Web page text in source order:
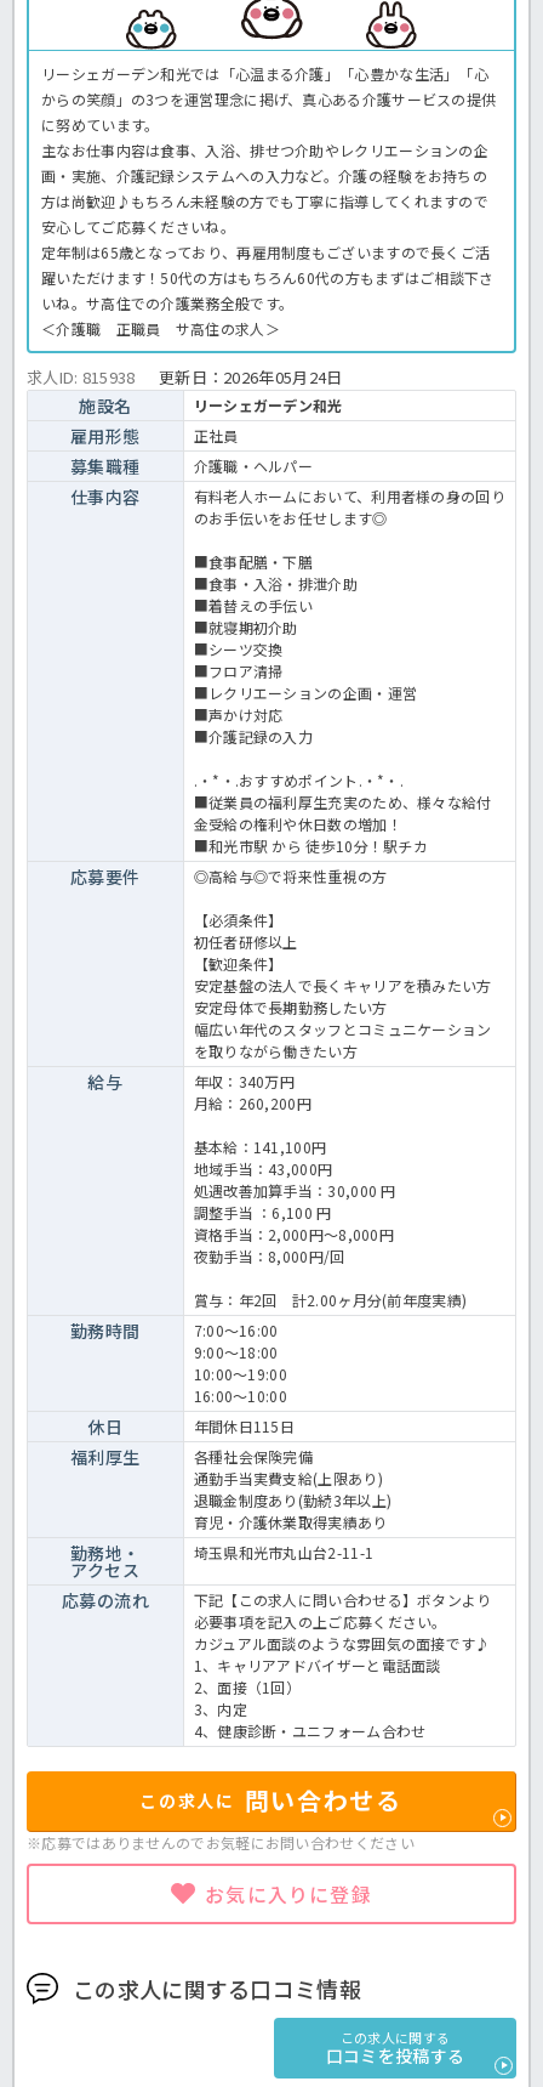
リーシェガーデン和光では「心温まる介護」「心豊かな生活」「心
からの笑顔」の3つを運営理念に掲げ、真心ある介護サービスの提供
に努めています。
主なお仕事内容は食事、入浴、排せつ介助やレクリエーションの企
画・実施、介護記録システムへの入力など。介護の経験をお持ちの
方は尚歓迎♪もちろん未経験の方でも丁寧に指導してくれますので
安心してご応募くださいね。
定年制は65歳となっており、再雇用制度もございますので長くご活
躍いただけます！50代の方はもちろん60代の方もまずはご相談下さ
いね。サ高住での介護業務全般です。
＜介護職 正職員 サ高住の求人＞
求人ID: 815938 更新日： 2026年05月24日
施設名 リーシェガーデン和光
雇用形態 正社員
募集職種 介護職・ヘルパー
仕事内容
有料老人ホームにおいて、利用者様の身の回り
のお手伝いをお任せします◎
■食事配膳・下膳
■食事・入浴・排泄介助
■着替えの手伝い
■就寝期初介助
■シーツ交換
■フロア清掃
■レクリエーションの企画・運営
■声かけ対応
■介護記録の入力
.・*・.おすすめポイント.・*・.
■従業員の福利厚生充実のため、様々な給付
金受給の権利や休日数の増加！
■和光市駅 から 徒歩10分！駅チカ
応募要件 ◎高給与◎で将来性重視の方
【必須条件】
初任者研修以上
【歓迎条件】
安定基盤の法人で長くキャリアを積みたい方
安定母体で長期勤務したい方
幅広い年代のスタッフとコミュニケーション
を取りながら働きたい方
給与
年収：340万円
月給：260,200円
基本給：141,100円
地域手当：43,000円
処遇改善加算手当：30,000 円
調整手当 ：6,100 円
資格手当：2,000円～8,000円
夜勤手当：8,000円/回
賞与：年2回 計2.00ヶ月分(前年度実績)
勤務時間
7:00～16:00
9:00～18:00
10:00～19:00
16:00～10:00
休日 年間休日115日
福利厚生
各種社会保険完備
通勤手当実費支給(上限あり)
退職金制度あり(勤続3年以上)
育児・介護休業取得実績あり
勤務地・
アクセス
埼玉県和光市丸山台2-11-1
応募の流れ
下記【この求人に問い合わせる】ボタンより
必要事項を記入の上ご応募ください。
カジュアル面談のような雰囲気の面接です♪
1、キャリアアドバイザーと電話面談
2、面接（1回）
3、内定
4、健康診断・ユニフォーム合わせ
この求人に 問い合わせる
※応募ではありませんのでお気軽にお問い合わせください
お気に入りに登録
この求人に関する口コミ情報
この求人に関する
口コミを投稿する